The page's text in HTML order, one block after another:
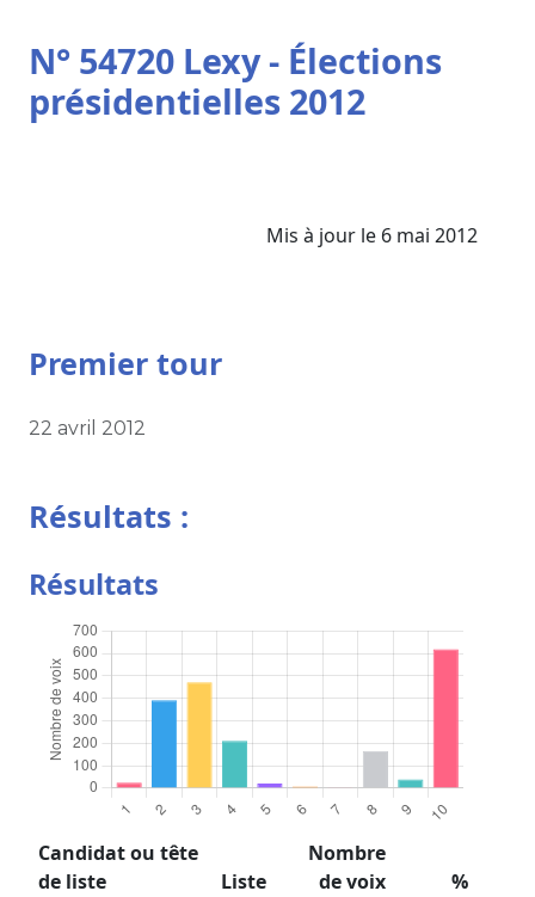
N° 54720 Lexy - Élections
présidentielles 2012
Mis à jour le 6 mai 2012
Premier tour
22 avril 2012
Résultats :
Résultats
Candidat ou tête
de liste
Liste
Nombre
de voix
%